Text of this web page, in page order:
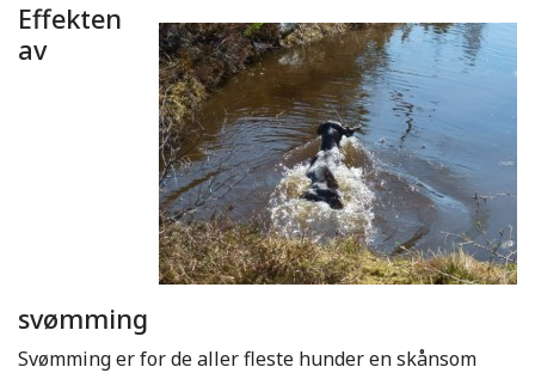
Effekten
av
svømming
Svømming er for de aller fleste hunder en skånsom